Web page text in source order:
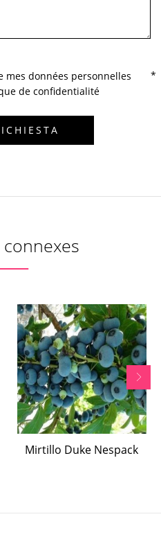
mes données personnelles
de confidentialité
Mirtillo Duke Nespack